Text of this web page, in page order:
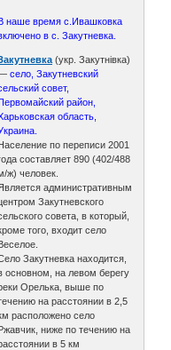
наше время с.Ивашковка
в с. Закутневка.
(укр. Закутнівка)
село, Закутневский
совет,
район,
область,
по переписи 2001
составляет 890 (402/488
ж) человек.
административным
Закутневского
совета, в который,
того, входит село
Закутневка находится,
основном, на левом берегу
Орелька, выше по
на расстоянии в 2,5
расположено село
ниже по течению на
в 5 км